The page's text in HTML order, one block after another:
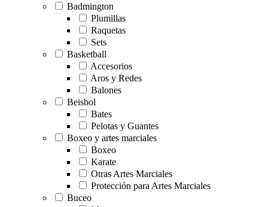
Badmington
Plumillas
Raquetas
Sets
Basketball
Accesorios
Aros y Redes
Balones
Beisbol
Bates
Pelotas y Guantes
Boxeo y artes marciales
Boxeo
Karate
Otras Artes Marciales
Protección para Artes Marciales
Buceo